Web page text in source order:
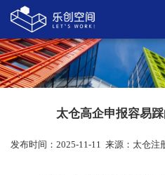
太仓高企申报容易
发布时间：2025-11-11 来源： 太仓注